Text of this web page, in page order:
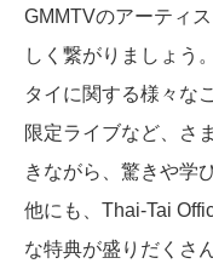
GMMTVのアーティ
しく繋がりましょう。
タイに関する様々な
限定ライブなど、さ
きながら、驚きや学
他にも、Thai-Tai
な特典が盛りだくさ